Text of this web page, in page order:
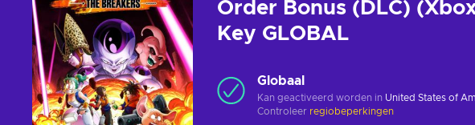
Order Bonus (DLC)
Key GLOBAL
Globaal
Kan geactiveerd worden in United States of
Controleer regiobeperkingen